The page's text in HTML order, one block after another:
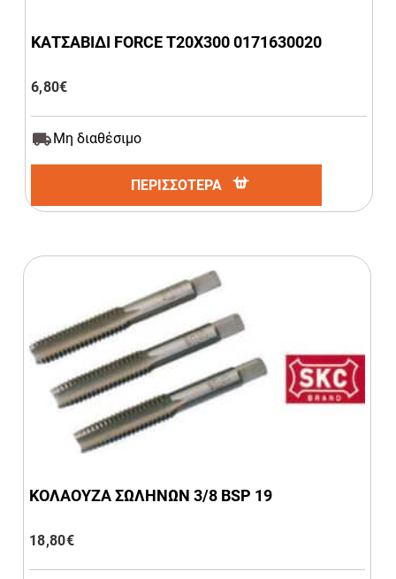
ΚΑΤΣΑΒΙΔΙ FORCE Τ20Χ300 0171630020
6,80€
Μη διαθέσιμο
ΠΕΡΙΣΣΟΤΕΡΑ
ΚΟΛΑΟΥΖΑ ΣΩΛΗΝΩΝ 3/8 BSP 19
18,80€